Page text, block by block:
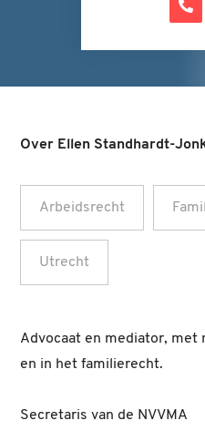
Over Ellen Standhardt-
Arbeidsrecht
Utrecht
Advocaat en mediator, met
en in het familierecht.
Secretaris van de NVVMA